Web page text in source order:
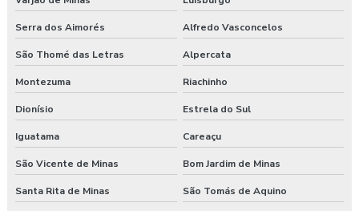
Serra dos Aimorés Alfredo Vasconcelos
São Thomé das Letras Alpercata
Montezuma Riachinho
Dionísio Estrela do Sul
Iguatama Careaçu
São Vicente de Minas Bom Jardim de Minas
Santa Rita de Minas São Tomás de Aquino